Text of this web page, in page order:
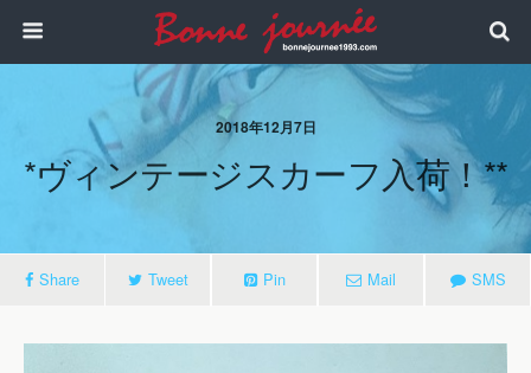
2018年12月7日
*ヴィンテージスカーフ入荷！**
Share Tweet Pin Mail SMS